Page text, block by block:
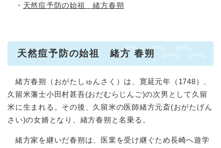
・ 天然痘予防の始祖 緒方春朔
天然痘予防の始祖 緒方 春朔
緒方春朔（おがたしゅんさく）は、寛延元年（1748）、
久留米藩士小田村甚吾(おだむらじんご)の次男として久留
米に生まれる。その後、久留米の医師緒方元斎(おがたげん
さい)の女婿となり、緒方春朔と名乗る。
緒方家を継いだ春朔は、医業を受け継ぐため長崎へ遊学